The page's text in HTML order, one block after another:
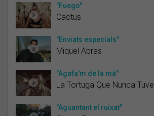
"Fuego"
Cactus
"Enviats especials"
Miquel Abras
"Agafa'm de la mà"
La Tortuga Que Nunca Tuve
"Aguantant el ruixat"